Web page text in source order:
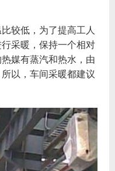
较低，为了提高工人
采暖，保持一个相对
媒有蒸汽和热水，由
以，车间采暖都建议